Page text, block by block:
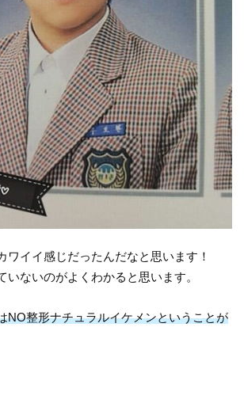
ワイイ感じだったんだなと思います！
いないのがよくわかると思います。
NO整形ナチュラルイケメンということが